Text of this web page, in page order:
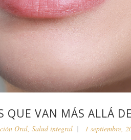
QUE VAN MÁS ALLÁ
Oral, Salud integral 1 septiembre,